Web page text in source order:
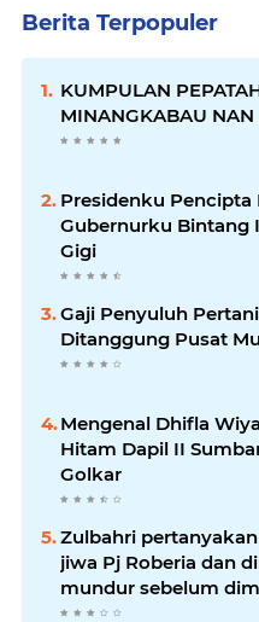
Berita Terpopuler
KUMPULAN
MINANGKABAU NAN
Presidenku Pencipta
Gubernurku Bintang
Gigi
Gaji Penyuluh
Ditanggung Pusat
Mengenal Dhifla
Hitam Dapil II
Golkar
Zulbahri
jiwa Pj Roberia dan
mundur sebelum
massa